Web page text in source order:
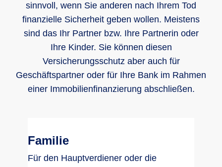
sinnvoll, wenn Sie anderen nach Ihrem Tod
finanzielle Sicherheit geben wollen. Meistens
sind das Ihr Partner bzw. Ihre Partnerin oder
Ihre Kinder. Sie können diesen
Versicherungsschutz aber auch für
Geschäftspartner oder für Ihre Bank im Rahmen
einer Immobilienfinanzierung abschließen.
Familie
Für den Hauptverdiener oder die